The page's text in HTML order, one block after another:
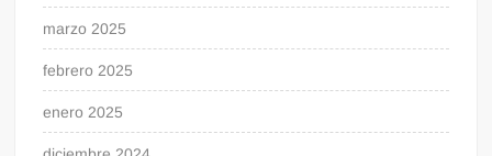
marzo 2025
febrero 2025
enero 2025